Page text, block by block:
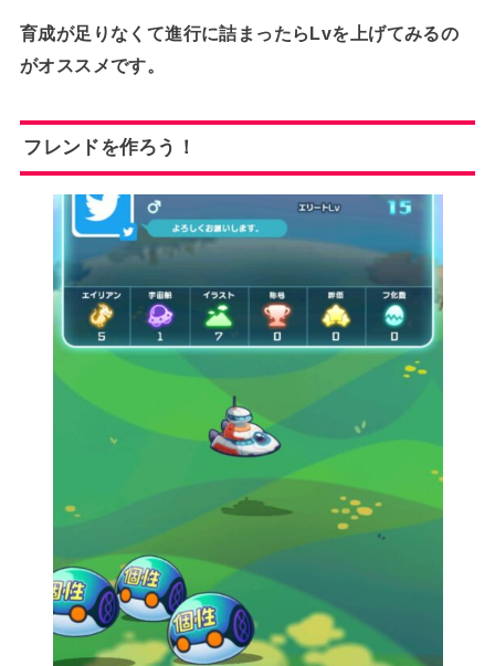
育成が足りなくて進行に詰まったらLvを上げてみるの
がオススメです。
フレンドを作ろう！